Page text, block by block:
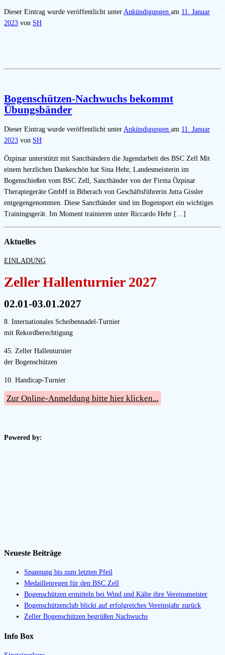
Dieser Eintrag wurde veröffentlicht unter Ankündigungen am 11. Januar
2023 von SH
Bogenschützen-Nachwuchs bekommt
Übungsbänder
Dieser Eintrag wurde veröffentlicht unter Ankündigungen am 11. Januar
2023 von SH
Özpinar unterstützt mit Sanctbändern die Jugendarbeit des BSC Zell Mit
einem herzlichen Dankeschön hat Sina Hehr, Landesmeisterin im
Bogenschießen vom BSC Zell, Sanctbänder von der Firma Özpinar
Therapiegeräte GmbH in Biberach von Geschäftsführerin Jutta Gissler
entgegengenommen. Diese Sanctbänder sind im Bogensport ein wichtiges
Trainingsgerät. Im Moment trainieren unter Riccardo Hehr […]
Aktuelles
EINLADUNG
Zeller Hallenturnier 2027
02.01-03.01.2027
8. Internationales Scheibennadel-Turnier
mit Rekordberechtigung
45. Zeller Hallenturnier
der Bogenschützen
10. Handicap-Turnier
Zur Online-Anmeldung bitte hier klicken...
Powered by:
Neueste Beiträge
Spannung bis zum letzten Pfeil
Medaillenregen für den BSC Zell
Bogenschützen ermitteln bei Wind und Kälte ihre Vereinsmeister
Bogenschützenclub blickt auf erfolgreiches Vereinsjahr zurück
Zeller Bogenschützen begrüßen Nachwuchs
Info Box